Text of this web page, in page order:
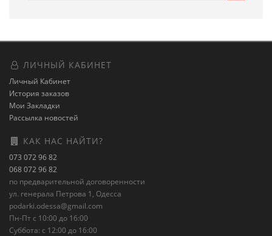
ЛИЧНЫЙ КАБИНЕТ
Личный Кабинет
История заказов
Мои Закладки
Рассылка новостей
КАК НАС НАЙТИ?
073 072 96 82
068 072 96 82
по предварительной договоренности
ул. генерала Петрова 1, Одесса
podarki.odessa@gmail.com
Пн-Пт с 10:00 до 16:00
Суббота: с 12:00 до 16:00